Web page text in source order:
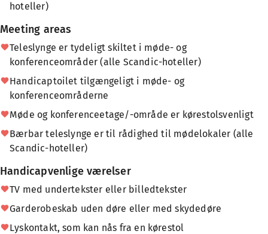
hoteller)
Meeting areas
Teleslynge er tydeligt skiltet i møde- og
konferenceområder (alle Scandic-hoteller)
Handicaptoilet tilgængeligt i møde- og
konferenceområderne
Møde og konferenceetage/-område er kørestolsvenligt
Bærbar teleslynge er til rådighed til mødelokaler (alle
Scandic-hoteller)
Handicapvenlige værelser
TV med undertekster eller billedtekster
Garderobeskab uden døre eller med skydedøre
Lyskontakt, som kan nås fra en kørestol